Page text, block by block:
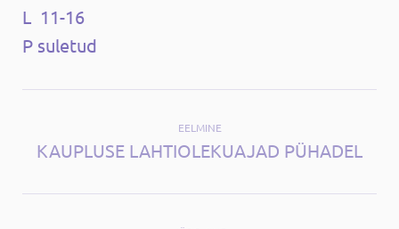
L 11-16
P suletud
EELMINE
KAUPLUSE LAHTIOLEKUAJAD PÜHADEL